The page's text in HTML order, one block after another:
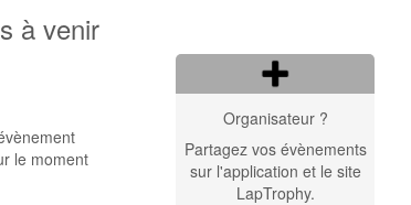
à venir
le moment
Organisateur ?
Partagez vos évènements
sur l'application et le site
LapTrophy.